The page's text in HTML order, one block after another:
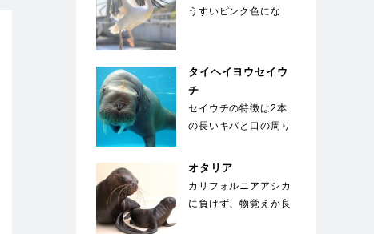
うすいピンク色にな
2…
タイヘイヨウセイウ
チ
セイウチの特徴は2本
の長いキバと口の周り
ゲ。キバは上顎の犬…
オタリア
カリフォルニアアシカ
に負けず、物覚えが良